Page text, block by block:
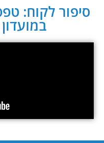
סיפור לקוח:
במועדון CLUB 365: